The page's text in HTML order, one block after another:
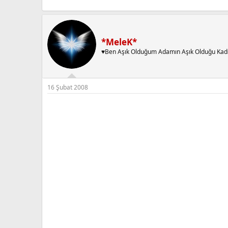
*MeleK*
♥Ben Aşık Olduğum Adamın Aşık Olduğu
16 Şubat 2008